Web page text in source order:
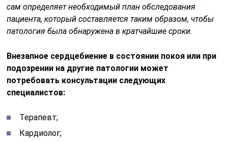
сам определяет необходимый план обследования
пациента, который составляется таким образом, чтобы
патология была обнаружена в кратчайшие сроки.
Внезапное сердцебиение в состоянии покоя или при
подозрении на другие патологии может
потребовать консультации следующих
специалистов:
Терапевт;
Кардиолог;